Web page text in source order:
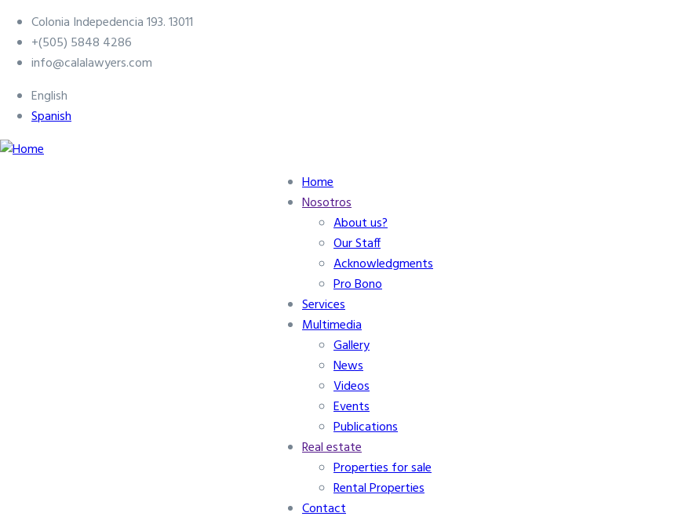
Skip
main
Colonia Indepedencia 193. 13011
+(505) 5848 4286
info@calalawyers.com
English
Spanish
Navegación
principal
Home
Nosotros
About us?
Our Staff
Acknowledgments
Pro Bono
Services
Multimedia
Gallery
News
Videos
Events
Publications
Real estate
Properties for sale
Rental Properties
Contact